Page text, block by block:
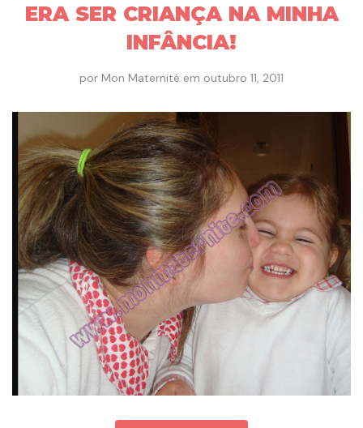
ERA SER CRIANÇA NA MINHA
INFÂNCIA!
por Mon Maternité em outubro 11, 2011